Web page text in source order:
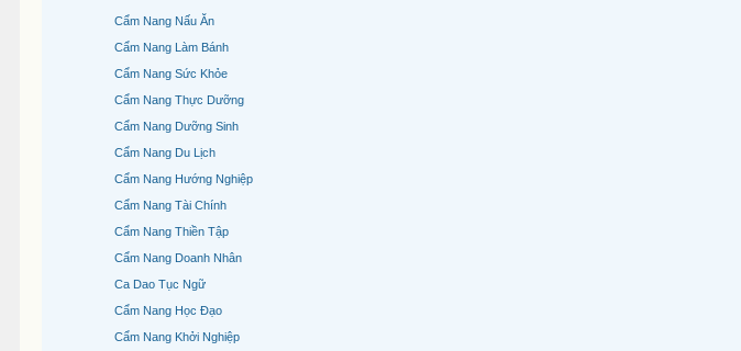
Cẩm Nang Nấu Ăn
Cẩm Nang Làm Bánh
Cẩm Nang Sức Khỏe
Cẩm Nang Thực Dưỡng
Cẩm Nang Dưỡng Sinh
Cẩm Nang Du Lịch
Cẩm Nang Hướng Nghiệp
Cẩm Nang Tài Chính
Cẩm Nang Thiền Tập
Cẩm Nang Doanh Nhân
Ca Dao Tục Ngữ
Cẩm Nang Học Đạo
Cẩm Nang Khởi Nghiệp